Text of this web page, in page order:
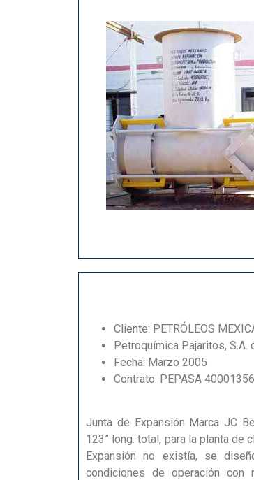
Cliente: PETRÓLEOS
Petroquímica Pajaritos, S.A.
Fecha: Marzo 2005
Contrato: PEPASA
Junta de Expansión Marca JC
123” long. total, para la planta de
Expansión no existía, se
condiciones de operación con